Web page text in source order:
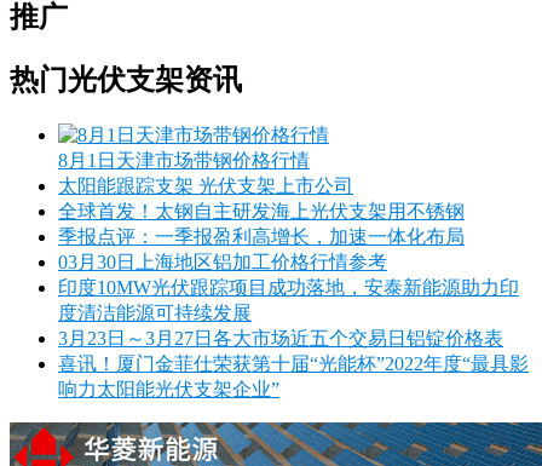
推广
热门光伏支架资讯
8月1日天津市场带钢价格行情
太阳能跟踪支架 光伏支架上市公司
全球首发！太钢自主研发海上光伏支架用不锈钢
季报点评：一季报盈利高增长，加速一体化布局
03月30日上海地区铝加工价格行情参考
印度10MW光伏跟踪项目成功落地，安泰新能源助力印
度清洁能源可持续发展
3月23日～3月27日各大市场近五个交易日铝锭价格表
喜讯！厦门金菲仕荣获第十届“光能杯”2022年度“最具影
响力太阳能光伏支架企业”